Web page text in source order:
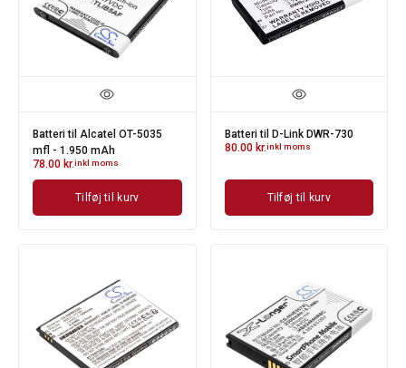
Batteri til Alcatel OT-5035
mfl - 1.950 mAh
78.00 kr.inkl moms
Tilføj til kurv
Batteri til D-Link DWR-730
80.00 kr.inkl moms
Tilføj til kurv